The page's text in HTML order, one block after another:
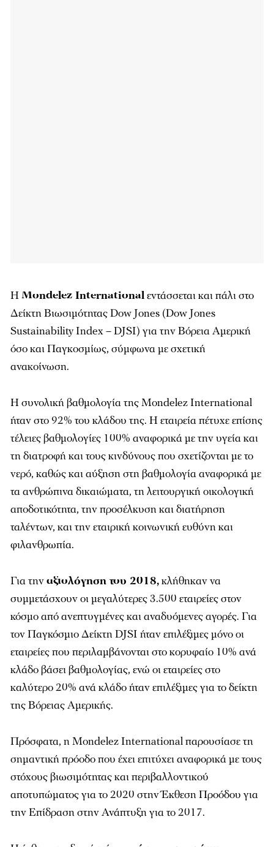
ΗMondelez Internationalεντάσσεται και πάλι στο
Δείκτη Βιωσιμότητας Dow Jones (Dow Jones
Sustainability Index – DJSI) για την Βόρεια Αμερική
όσο και Παγκοσμίως, σύμφωνα με σχετική
ανακοίνωση.
Η συνολική βαθμολογία της Mondelez International
ήταν στο 92% του κλάδου της. Η εταιρεία πέτυχε επίσης
τέλειες βαθμολογίες 100% αναφορικά με την υγεία και
τη διατροφή και τους κινδύνους που σχετίζονται με το
νερό, καθώς και αύξηση στη βαθμολογία αναφορικά με
τα ανθρώπινα δικαιώματα, τη λειτουργική οικολογική
αποδοτικότητα, την προσέλκυση και διατήρηση
ταλέντων, και την εταιρική κοινωνική ευθύνη και
φιλανθρωπία.
Για τηναξιολόγηση του 2018,κλήθηκαν να
συμμετάσχουν οι μεγαλύτερες 3.500 εταιρείες στον
κόσμο από ανεπτυγμένες και αναδυόμενες αγορές. Για
τον Παγκόσμιο Δείκτη DJSI ήταν επιλέξιμες μόνο οι
εταιρείες που περιλαμβάνονται στο κορυφαίο 10% ανά
κλάδο βάσει βαθμολογίας, ενώ οι εταιρείες στο
καλύτερο 20% ανά κλάδο ήταν επιλέξιμες για το δείκτη
της Βόρειας Αμερικής.
Πρόσφατα, η Mondelez International παρουσίασε τη
σημαντική πρόοδο που έχει επιτύχει αναφορικά με τους
στόχους βιωσιμότητας και περιβαλλοντικού
αποτυπώματος για το 2020 στην Έκθεση Προόδου για
την Επίδραση στην Ανάπτυξη για το 2017.